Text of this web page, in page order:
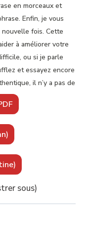
en morceaux et
Enfin, je vous
fois. Cette
à améliorer votre
ou si je parle
et essayez encore
il n’y a pas de
est à la base de
est à la base de
Authentique, vous
écrite.
Authentique…
sous)